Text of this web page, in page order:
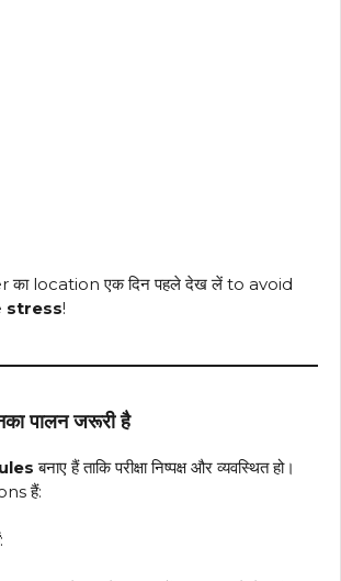
का location एक दिन पहले देख लें to avoid
stress!
पालन जरूरी है
बनाए हैं ताकि परीक्षा निष्पक्ष और व्यवस्थित हो।
हैं:
: